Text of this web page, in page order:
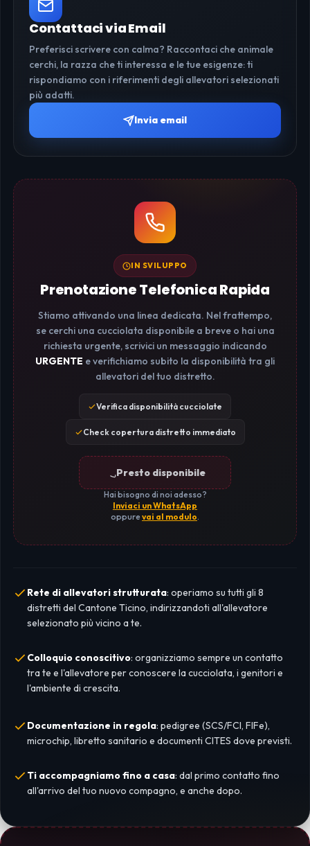
Contattaci via Email
Preferisci scrivere con calma? Raccontaci che animale
cerchi, la razza che ti interessa e le tue esigenze: ti
rispondiamo con i riferimenti degli allevatori selezionati
più adatti.
Invia email
IN SVILUPPO
Prenotazione Telefonica Rapida
Stiamo attivando una linea dedicata. Nel frattempo,
se cerchi una cucciolata disponibile a breve o hai una
richiesta urgente, scrivici un messaggio indicando
URGENTE e verifichiamo subito la disponibilità tra gli
allevatori del tuo distretto.
Verifica disponibilità cucciolate
Check copertura distretto immediato
Presto disponibile
Hai bisogno di noi adesso?
Inviaci un WhatsApp
oppurevai al modulo.
Rete di allevatori strutturata: operiamo su tutti gli 8
distretti del Cantone Ticino, indirizzandoti all'allevatore
selezionato più vicino a te.
Colloquio conoscitivo: organizziamo sempre un contatto
tra te e l'allevatore per conoscere la cucciolata, i genitori e
l'ambiente di crescita.
Documentazione in regola: pedigree (SCS/FCI, FIFe),
microchip, libretto sanitario e documenti CITES dove previsti.
Ti accompagniamo fino a casa: dal primo contatto fino
all'arrivo del tuo nuovo compagno, e anche dopo.